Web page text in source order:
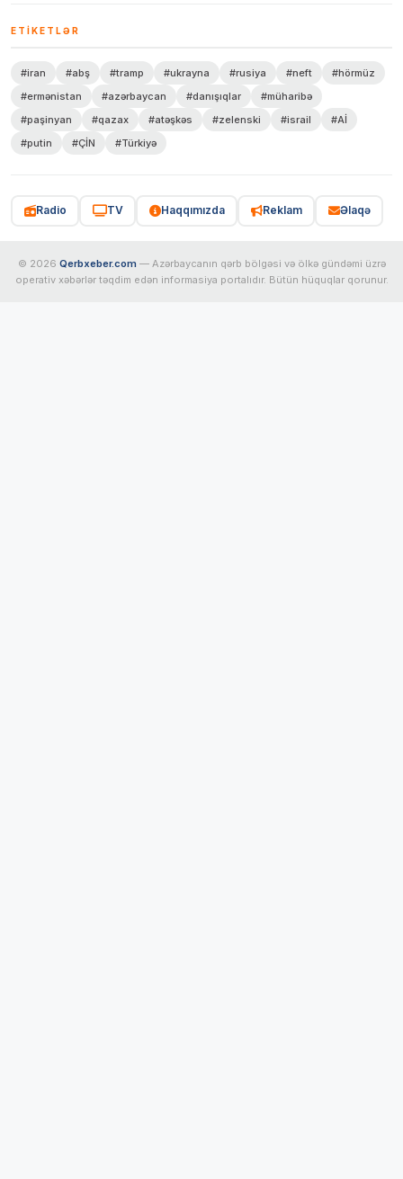
ETIKETLƏR
#iran #abş #tramp #ukrayna #rusiya #neft
#hörmüz
#ermənistan
#azərbaycan #danışıqlar
#müharibə
#paşinyan
#qazax #atəşkəs #zelenski #israil
#Aİ
#putin
#ÇİN #Türkiyə
Radio TV Haqqımızda Reklam Əlaqə
© 2026 Qerbxeber.com — Azərbaycanın qərb bölgəsi və ölkə gündəmi üzrə
operativ xəbərlər təqdim edən informasiya portalıdır. Bütün hüquqlar qorunur.